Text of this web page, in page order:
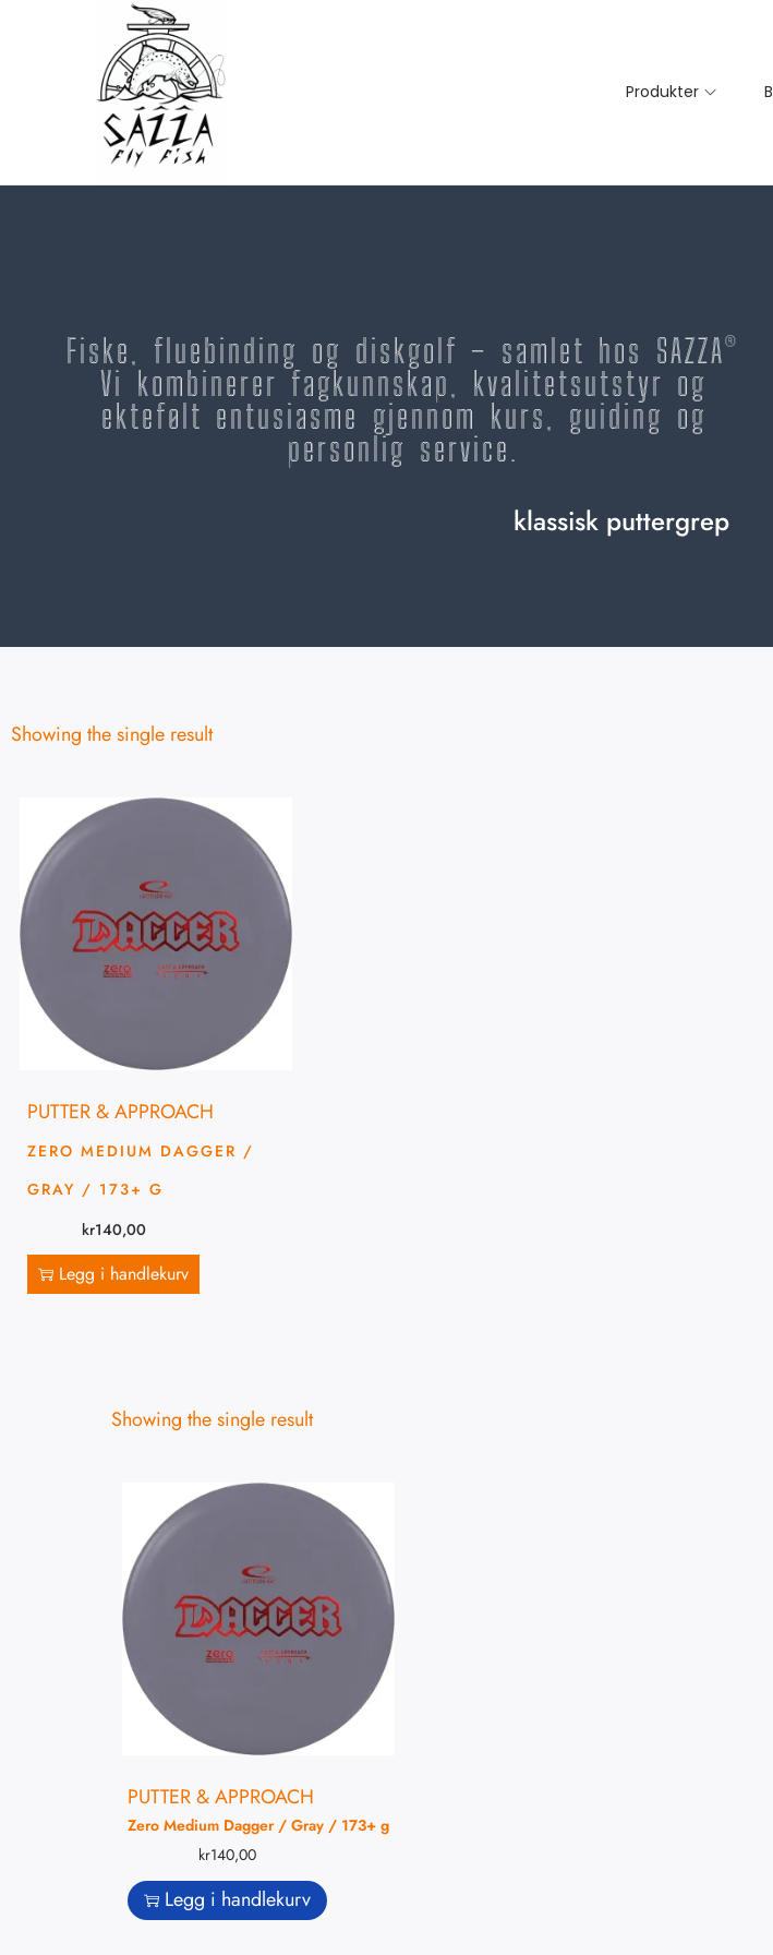
Produkter
Fiske, fluebinding og diskgolf – samlet hos SAZZA®
Vi kombinerer fagkunnskap, kvalitetsutstyr og
ektefølt entusiasme gjennom kurs, guiding og
personlig service.
klassisk puttergrep
Showing the single result
PUTTER & APPROACH
ZERO MEDIUM DAGGER /
GRAY / 173+ G
kr140,00
Legg i handlekurv
Showing the single result
PUTTER & APPROACH
Zero Medium Dagger / Gray / 173+ g
kr140,00
Legg i handlekurv